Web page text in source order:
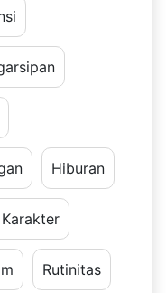
Hiburan
Rutinitas